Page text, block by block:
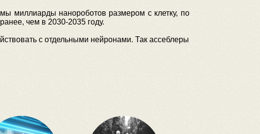
миллиарды нанороботов размером с клетку, по
чем в 2030-2035 году.
с отдельными нейронами. Так ассеблеры